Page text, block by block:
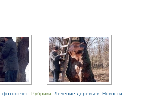
,фотоотчет Рубрики: Лечение деревьев ,Новости